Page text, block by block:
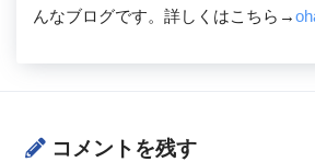
んなブログです。詳しくはこちら→
コメントを残す